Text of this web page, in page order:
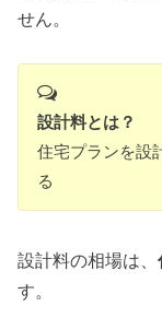
せん。
設計料とは？
住宅プランを設
る
設計料の相場は、
す。